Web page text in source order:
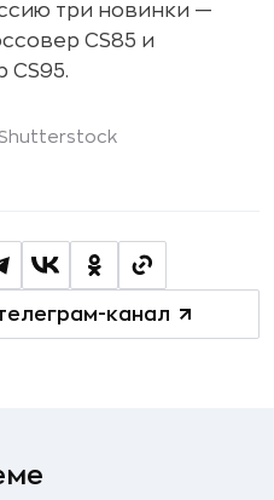
три новинки —
CS85 и
CS95.
Shutterstock
канал